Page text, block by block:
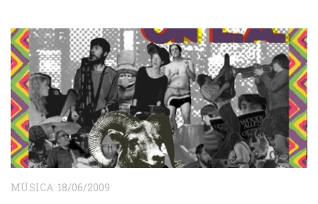
MÚSICA 18/06/2009